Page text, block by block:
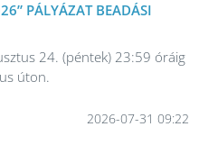
PÁLYÁZAT BEADÁSI
24. (péntek) 23:59 óráig
úton.
2026-07-31 09:22